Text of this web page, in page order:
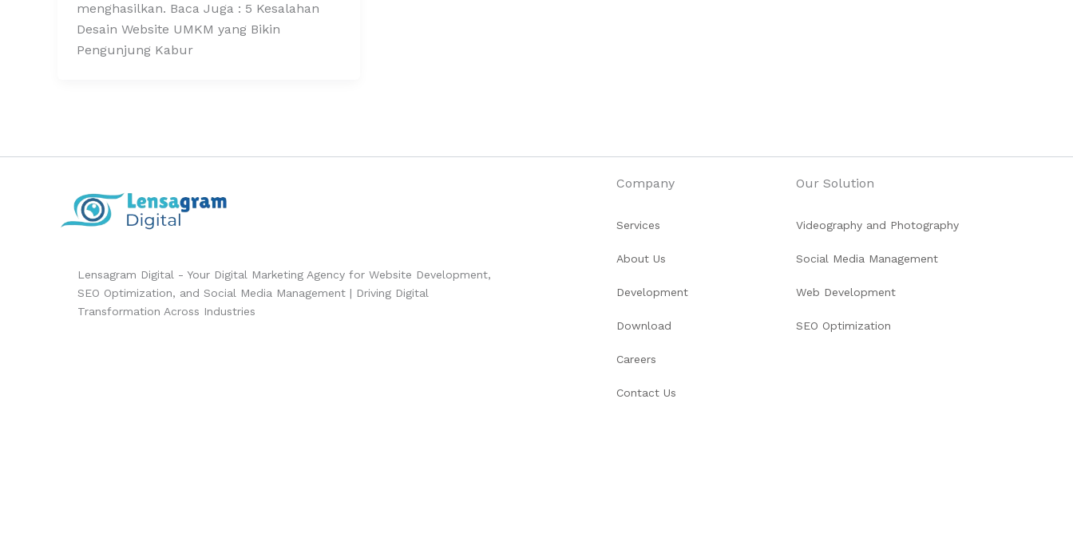
menghasilkan. Baca Juga : 5 Kesalahan
Desain Website UMKM yang Bikin
Pengunjung Kabur
Lensagram Digital - Your Digital Marketing Agency for Website Development,
SEO Optimization, and Social Media Management | Driving Digital
Transformation Across Industries
Company
Services
About Us
Development
Download
Careers
Contact Us
Our Solution
Videography and Photography
Social Media Management
Web Development
SEO Optimization